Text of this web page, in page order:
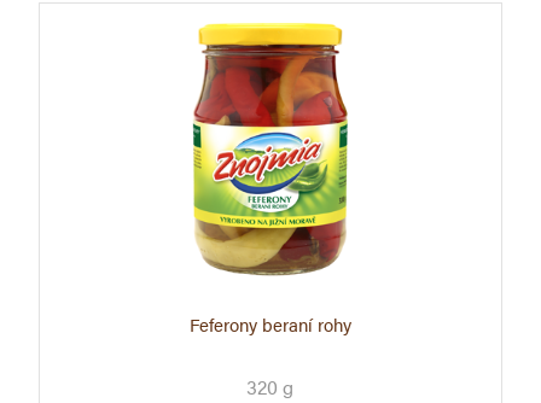
Feferony beraní rohy
320 g